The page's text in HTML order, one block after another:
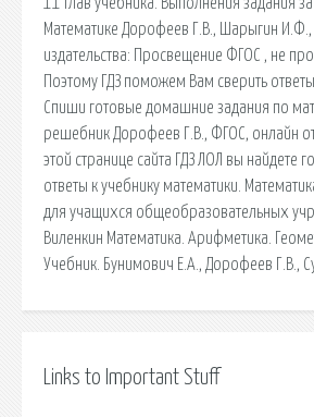
Математике Дорофеев Г.В., Шарыгин И.Ф.,
издательства: Просвещение ФГОС , не
Поэтому ГДЗ поможем Вам сверить
Спиши готовые домашние задания по
решебник Дорофеев Г.В., ФГОС, онлайн
этой странице сайта ГДЗ ЛОЛ вы найдете
ответы к учебнику математики.
для учащихся общеобразовательных
Виленкин Математика. Арифметика.
Учебник. Бунимович Е.А., Дорофеев Г.В.,
Links to Important Stuff